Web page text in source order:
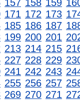
157 158 159
171 172 173
185 186 187
199 200 201
213 214 215
227 228 229
241 242 243
255 256 257
269 270 271